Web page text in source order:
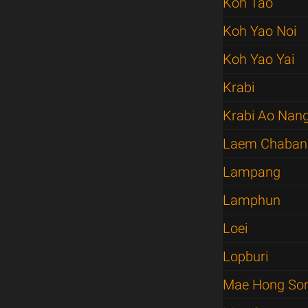
Koh Yao Noi
Koh Yao Yai
Krabi
Krabi Ao
Laem
Lampang
Lamphun
Loei
Lopburi
Mae Hong